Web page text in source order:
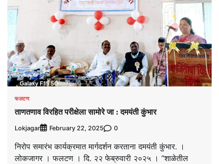
फलटण
ताणतणाव विरहित परीक्षेला सामोरे जा : दमयंती कुंभार
Lokjagar February 22, 2025 0
निरोप समारंभ कार्यक्रमात मार्गदर्शन करताना दमयंती कुंभार. ।
लोकजागर । फलटण । दि. २२ फेब्रुवारी २०२५ । “शाळेतील